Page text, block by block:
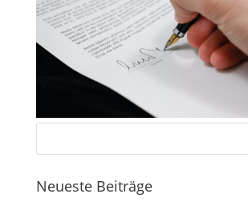
Neueste Beiträge